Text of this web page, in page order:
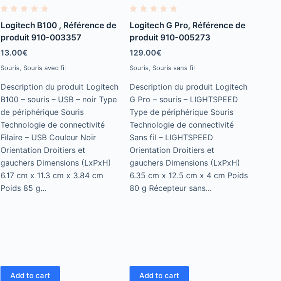
a
t
e
d
0
o
t
f
5
Logitech B100 , Référence de
produit 910-003357
13.00€
Souris, Souris avec fil
Description du produit Logitech
B100 – souris – USB – noir Type
de périphérique Souris
Technologie de connectivité
Filaire – USB Couleur Noir
Orientation Droitiers et
gauchers Dimensions (LxPxH)
6.17 cm x 11.3 cm x 3.84 cm
Poids 85 g…
Add to cart
a
t
e
d
0
o
t
f
5
Logitech G Pro, Référence de
produit 910-005273
129.00€
Souris, Souris sans fil
Description du produit Logitech
G Pro – souris – LIGHTSPEED
Type de périphérique Souris
Technologie de connectivité
Sans fil – LIGHTSPEED
Orientation Droitiers et
gauchers Dimensions (LxPxH)
6.35 cm x 12.5 cm x 4 cm Poids
80 g Récepteur sans…
Add to cart